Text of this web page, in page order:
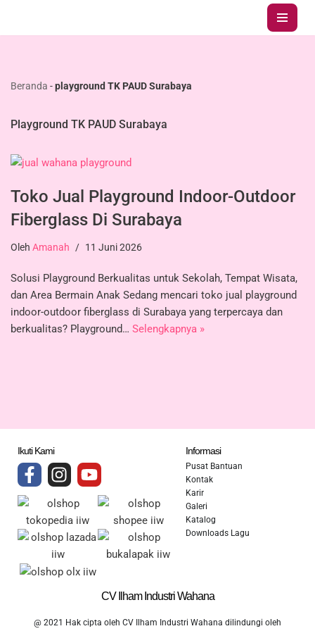
Lompat
Beranda -playground TK PAUD Surabaya
Playground TK PAUD Surabaya
Toko Jual Playground Indoor-Outdoor
Fiberglass Di Surabaya
Oleh Amanah 11 Juni 2026
Solusi Playground Berkualitas untuk Sekolah, Tempat Wisata,
dan Area Bermain Anak Sedang mencari toko jual playground
indoor-outdoor fiberglass di Surabaya yang terpercaya dan
berkualitas? Playground… Selengkapnya »
CV Ilham Industri Wahana
@ 2021 Hak cipta oleh CV Ilham Industri Wahana dilindungi oleh
Informasi
Pusat Bantuan
Kontak
Karir
Galeri
Katalog
Downloads Lagu
Ikuti Kami